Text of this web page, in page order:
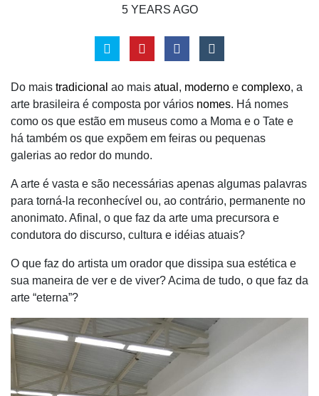
5 YEARS AGO
Do mais tradicional ao mais atual , moderno e complexo, a
arte brasileira é composta por vários nomes. Há nomes
como os que estão em museus como a Moma e o Tate e
há também os que expõem em feiras ou pequenas
galerias ao redor do mundo.
A arte é vasta e são necessárias apenas algumas palavras
para torná-la reconhecível ou, ao contrário, permanente no
anonimato. Afinal, o que faz da arte uma precursora e
condutora do discurso, cultura e idéias atuais?
O que faz do artista um orador que dissipa sua estética e
sua maneira de ver e de viver? Acima de tudo, o que faz da
arte “eterna”?